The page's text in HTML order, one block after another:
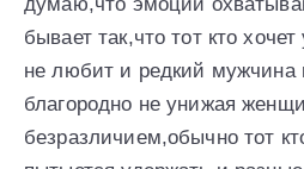
бывает так,что тот кто
не любит и редкий мужчина
благородно не унижая
безразличием,обычно тот